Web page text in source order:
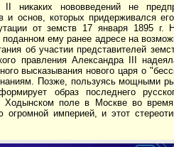
никаких нововведений не
и основ, которых придерживался
от земств 17 января 1895 г.
ему ранее адресе на
об участии представителей
правления Александра III
высказывания нового царя о
Позже, пользуясь мощными
образ последнего
Ходынском поле в Москве во
огромной империей, и этот